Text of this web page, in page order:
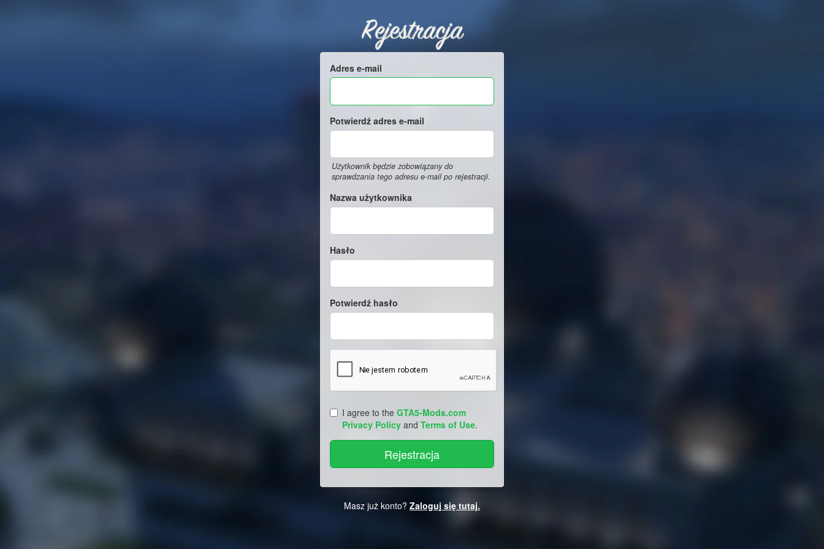
Rejestracja
Adres e-mail
Potwierdź adres e-mail
Użytkownik będzie zobowiązany do
sprawdzania tego adresu e-mail po rejestracji.
Nazwa użytkownika
Hasło
Potwierdź hasło
I agree to the GTA5-Mods.com
Privacy Policy and Terms of Use.
Masz już konto? Zaloguj się tutaj.